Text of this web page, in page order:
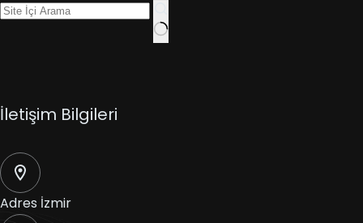
İletişim Bilgileri
Adres İzmir